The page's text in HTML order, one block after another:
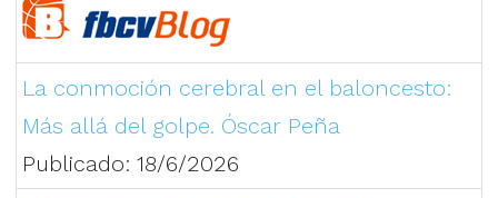
La conmoción cerebral en el baloncesto:
Más allá del golpe. Óscar Peña
Publicado: 18/6/2026